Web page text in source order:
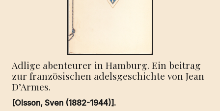
Adlige abenteurer in Hamburg. Ein beitrag
zur französischen adelsgeschichte von Jean
D’Armes.
[Olsson, Sven (1882-1944)].